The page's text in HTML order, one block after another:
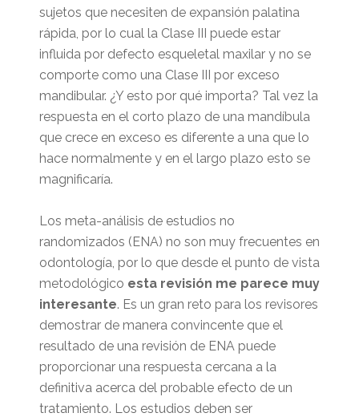
sujetos que necesiten de expansión palatina
rápida, por lo cual la Clase III puede estar
influida por defecto esqueletal maxilar y no se
comporte como una Clase III por exceso
mandibular. ¿Y esto por qué importa? Tal vez la
respuesta en el corto plazo de una mandíbula
que crece en exceso es diferente a una que lo
hace normalmente y en el largo plazo esto se
magnificaría.
Los meta-análisis de estudios no
randomizados (ENA) no son muy frecuentes en
odontología, por lo que desde el punto de vista
metodológico esta revisión me parece muy
interesante. Es un gran reto para los revisores
demostrar de manera convincente que el
resultado de una revisión de ENA puede
proporcionar una respuesta cercana a la
definitiva acerca del probable efecto de un
tratamiento. Los estudios deben ser